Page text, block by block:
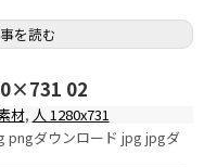
を読む
02
材, 人 1280x731
pngダウンロード jpg jpgダ